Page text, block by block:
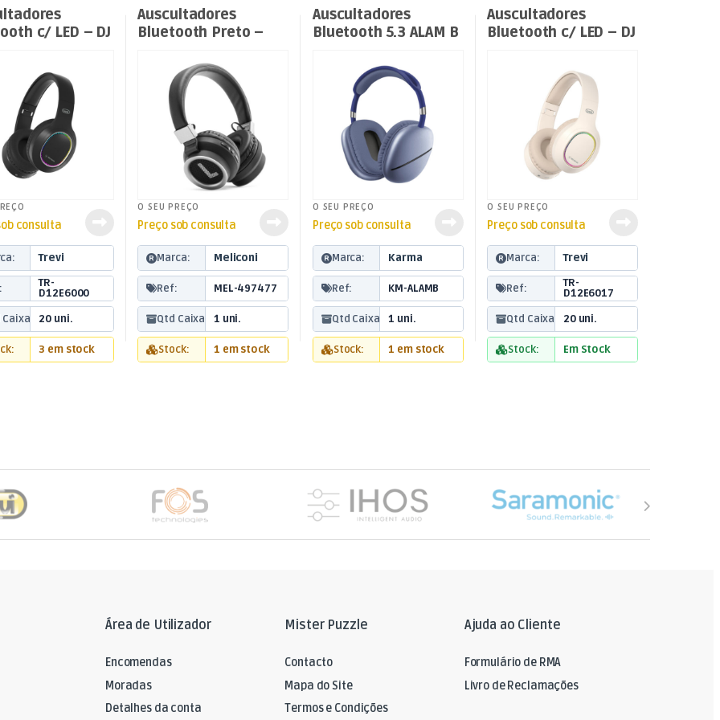
c/ LED – DJ
consulta
Trevi
TR-
D12E6000
20 uni.
3 em stock
Luz
Auscultadores
Bluetooth Preto –
O SEU PREÇO
Preço sob consulta
Marca: Meliconi
Ref: MEL-497477
Qtd Caixa: 1 uni.
Stock: 1 em stock
Luz
Auscultadores
Bluetooth 5.3 ALAM B
O SEU PREÇO
Preço sob consulta
Marca: Karma
Ref: KM-ALAMB
Qtd Caixa: 1 uni.
Stock: 1 em stock
Luz
Auscultadores
Bluetooth c/ LED – DJ
O SEU PREÇO
Preço sob consulta
Marca: Trevi
Ref:
TR-
D12E6017
Qtd Caixa:
20 uni.
Stock: Em Stock
Área de Utilizador
Encomendas
Moradas
Detalhes da conta
Mister Puzzle
Contacto
Mapa do Site
Termos e Condições
Ajuda ao Cliente
Formulário de RMA
Livro de Reclamações